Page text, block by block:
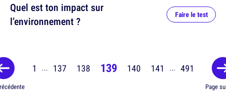
Quel est ton impact sur
l’environnement ?
Faire le test
1 ... 137 138 139 140 141 ... 491
Page